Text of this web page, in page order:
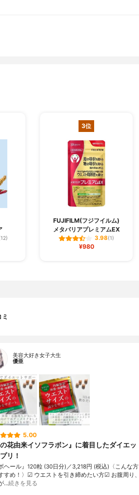
3位
FUJIFILM(フジフイルム)
メタバリアプレミアムEX
3.98(1)
¥980
美容大好き女子大生
優亜
5.00
の花由来イソフラボン』に着目したダイエッ
リ！
ヘール』120粒 (30日分)／3,218円 (税込)〈こんな方
すめ！〉︎︎︎︎☑︎︎︎︎︎ ウエストを引き締めたい方︎︎︎︎☑︎ お腹周り、
…続きを見る